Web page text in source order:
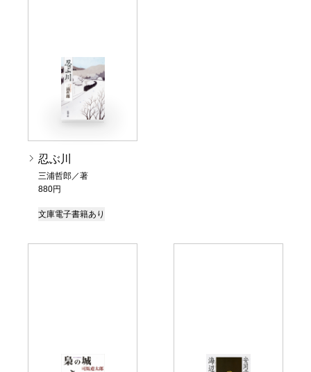
忍ぶ川
三浦哲郎／著
880円
文庫電子書籍あり